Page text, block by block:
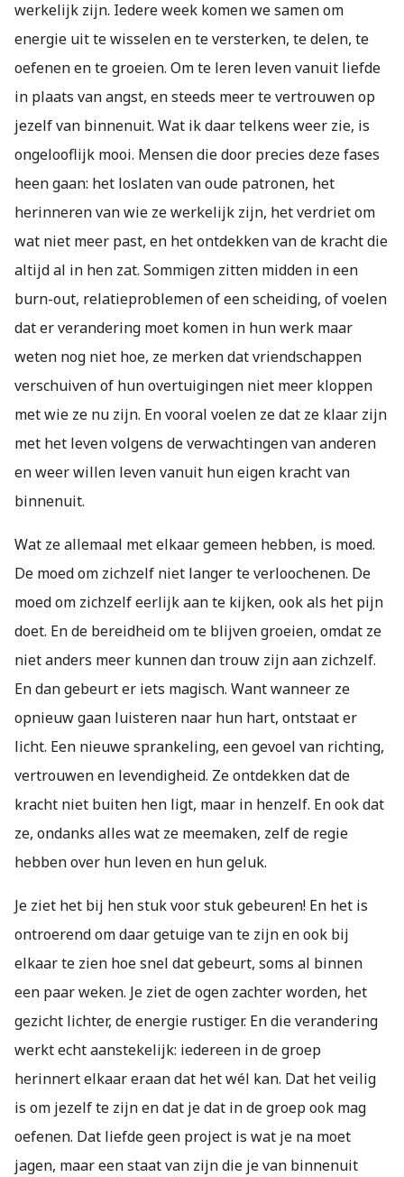
werkelijk zijn. Iedere week komen we samen om
energie uit te wisselen en te versterken, te delen, te
oefenen en te groeien. Om te leren leven vanuit liefde
in plaats van angst, en steeds meer te vertrouwen op
jezelf van binnenuit. Wat ik daar telkens weer zie, is
ongelooflijk mooi. Mensen die door precies deze fases
heen gaan: het loslaten van oude patronen, het
herinneren van wie ze werkelijk zijn, het verdriet om
wat niet meer past, en het ontdekken van de kracht die
altijd al in hen zat. Sommigen zitten midden in een
burn-out, relatieproblemen of een scheiding, of voelen
dat er verandering moet komen in hun werk maar
weten nog niet hoe, ze merken dat vriendschappen
verschuiven of hun overtuigingen niet meer kloppen
met wie ze nu zijn. En vooral voelen ze dat ze klaar zijn
met het leven volgens de verwachtingen van anderen
en weer willen leven vanuit hun eigen kracht van
binnenuit.
Wat ze allemaal met elkaar gemeen hebben, is moed.
De moed om zichzelf niet langer te verloochenen. De
moed om zichzelf eerlijk aan te kijken, ook als het pijn
doet. En de bereidheid om te blijven groeien, omdat ze
niet anders meer kunnen dan trouw zijn aan zichzelf.
En dan gebeurt er iets magisch. Want wanneer ze
opnieuw gaan luisteren naar hun hart, ontstaat er
licht. Een nieuwe sprankeling, een gevoel van richting,
vertrouwen en levendigheid. Ze ontdekken dat de
kracht niet buiten hen ligt, maar in henzelf. En ook dat
ze, ondanks alles wat ze meemaken, zelf de regie
hebben over hun leven en hun geluk.
Je ziet het bij hen stuk voor stuk gebeuren! En het is
ontroerend om daar getuige van te zijn en ook bij
elkaar te zien hoe snel dat gebeurt, soms al binnen
een paar weken. Je ziet de ogen zachter worden, het
gezicht lichter, de energie rustiger. En die verandering
werkt echt aanstekelijk: iedereen in de groep
herinnert elkaar eraan dat het wél kan. Dat het veilig
is om jezelf te zijn en dat je dat in de groep ook mag
oefenen. Dat liefde geen project is wat je na moet
jagen, maar een staat van zijn die je van binnenuit